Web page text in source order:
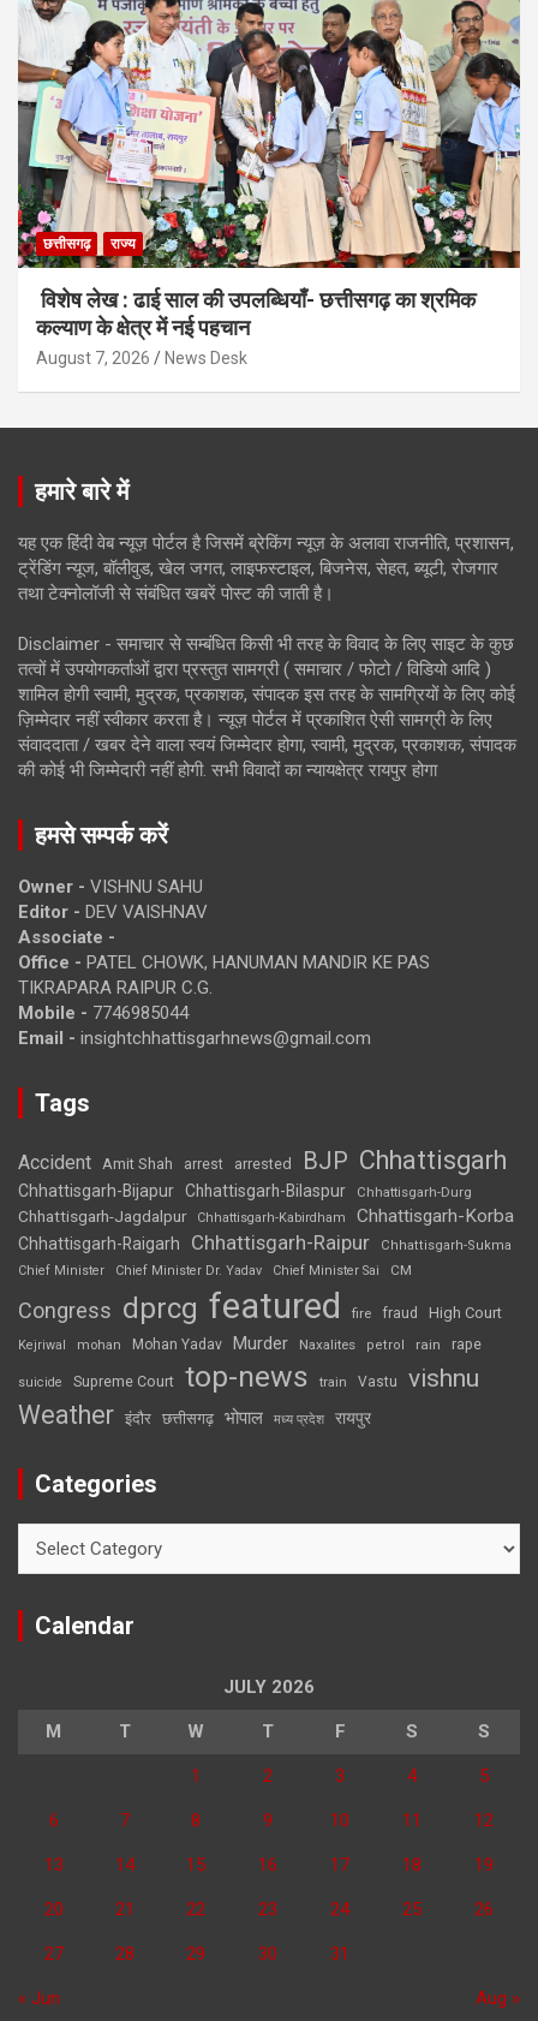
छत्तीसगढ़ राज्य
विशेष लेख : ढाई साल की उपलब्धियाँ- छत्तीसगढ़ का श्रमिक
कल्याण के क्षेत्र में नई पहचान
August 7, 2026 News Desk
हमारे बारे में
यह एक हिंदी वेब न्यूज़ पोर्टल है जिसमें ब्रेकिंग न्यूज़ के अलावा राजनीति, प्रशासन,
ट्रेंडिंग न्यूज, बॉलीवुड, खेल जगत, लाइफस्टाइल, बिजनेस, सेहत, ब्यूटी, रोजगार
तथा टेक्नोलॉजी से संबंधित खबरें पोस्ट की जाती है।
Disclaimer - समाचार से सम्बंधित किसी भी तरह के विवाद के लिए साइट के कुछ
तत्वों में उपयोगकर्ताओं द्वारा प्रस्तुत सामग्री ( समाचार / फोटो / विडियो आदि )
शामिल होगी स्वामी, मुद्रक, प्रकाशक, संपादक इस तरह के सामग्रियों के लिए कोई
ज़िम्मेदार नहीं स्वीकार करता है। न्यूज़ पोर्टल में प्रकाशित ऐसी सामग्री के लिए
संवाददाता / खबर देने वाला स्वयं जिम्मेदार होगा, स्वामी, मुद्रक, प्रकाशक, संपादक
की कोई भी जिम्मेदारी नहीं होगी. सभी विवादों का न्यायक्षेत्र रायपुर होगा
हमसे सम्पर्क करें
Owner - VISHNU SAHU
Editor - DEV VAISHNAV
Associate -
Office - PATEL CHOWK, HANUMAN MANDIR KE PAS
TIKRAPARA RAIPUR C.G.
Mobile - 7746985044
Email - insightchhattisgarhnews@gmail.com
Tags
Accident Amit Shah arrest arrested BJP Chhattisgarh
Chhattisgarh-Bijapur Chhattisgarh-Bilaspur Chhattisgarh-Durg
Chhattisgarh-Jagdalpur Chhattisgarh-Kabirdham Chhattisgarh-Korba
Chhattisgarh-Raigarh Chhattisgarh-Raipur
Chhattisgarh-Sukma
Chief Minister
Chief Minister Dr. Yadav Chief Minister Sai CM
Congress dprcg featured fire fraud High Court
Kejriwal mohan Mohan Yadav Murder Naxalites petrol rain rape
suicide Supreme Court top-news train Vastu vishnu
Weather इंदौर छत्तीसगढ़ भोपाल मध्य प्रदेश रायपुर
Categories
Calendar
JULY 2026
M T W T F S S
1 2 3 4 5
6 7 8 9 10 11 12
13 14 15 16 17 18 19
20 21 22 23 24 25 26
27 28 29 30 31
« Jun Aug »